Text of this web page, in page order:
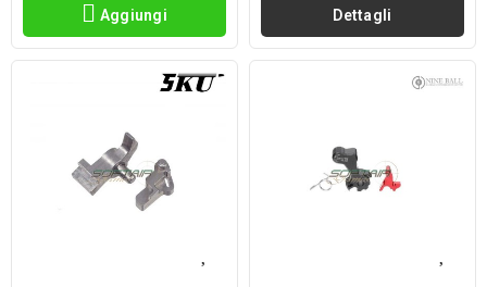
Aggiungi Dettagli